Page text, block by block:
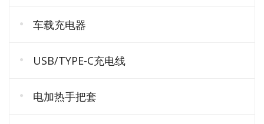
车载充电器
USB/TYPE-C充电线
电加热手把套